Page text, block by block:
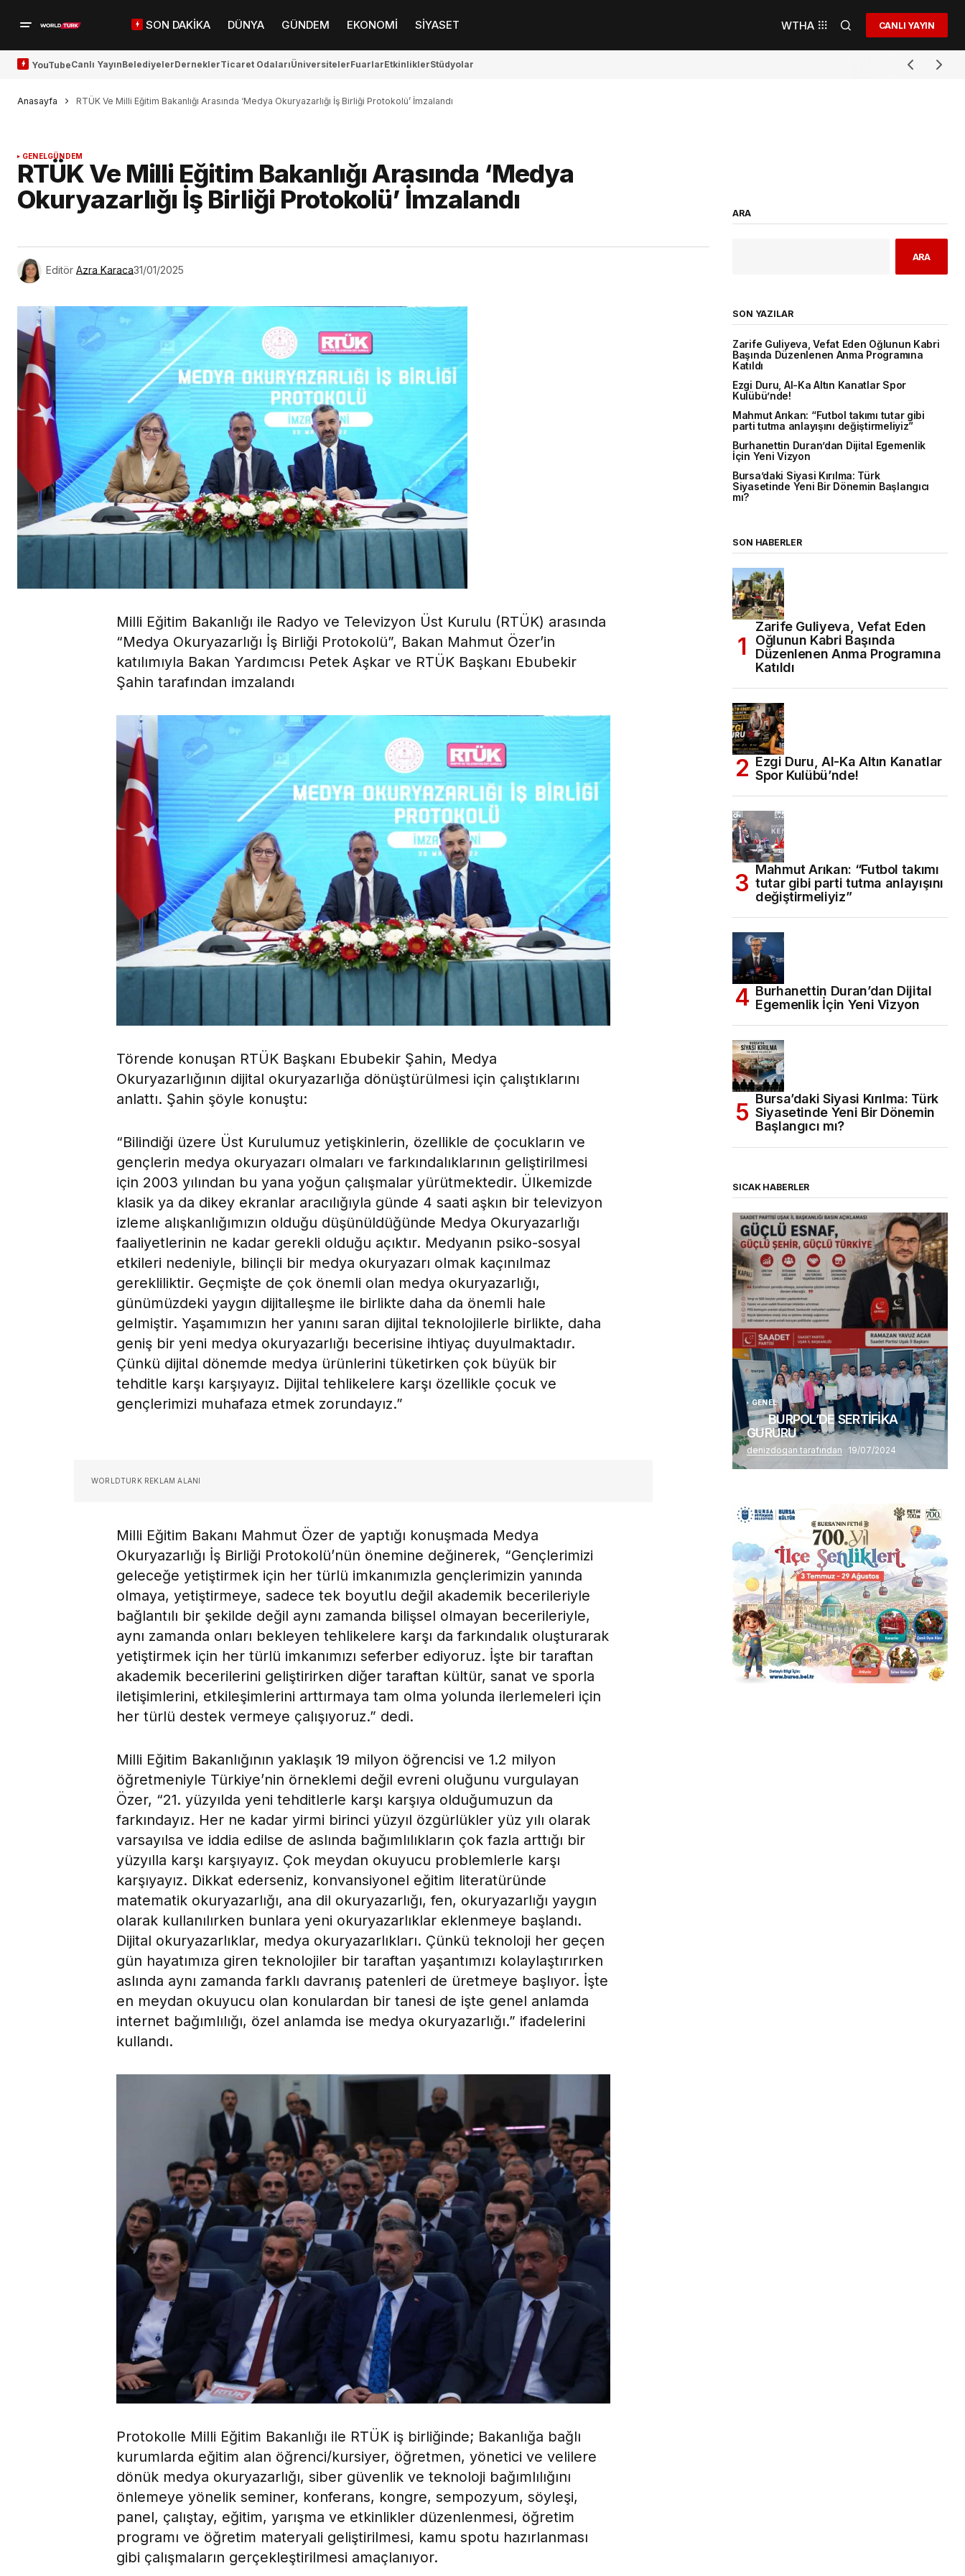
SON DAKİKA DÜNYA GÜNDEM EKONOMİ SİYASET WTHA CANLI YAYIN
YouTubeCanlı YayınBelediyelerDerneklerTicaret OdalarıÜniversitelerFuarlarEtkinliklerStüdyolar
Anasayfa RTÜK Ve Milli Eğitim Bakanlığı Arasında ‘Medya Okuryazarlığı İş Birliği Protokolü’ İmzalandı
GENELGÜNDEM
RTÜK Ve Milli Eğitim Bakanlığı Arasında ‘Medya
Okuryazarlığı İş Birliği Protokolü’ İmzalandı
Editör Azra Karaca31/01/2025
Milli Eğitim Bakanlığı ile Radyo ve Televizyon Üst Kurulu (RTÜK) arasında
“Medya Okuryazarlığı İş Birliği Protokolü”, Bakan Mahmut Özer’in
katılımıyla Bakan Yardımcısı Petek Aşkar ve RTÜK Başkanı Ebubekir
Şahin tarafından imzalandı
Törende konuşan RTÜK Başkanı Ebubekir Şahin, Medya
Okuryazarlığının dijital okuryazarlığa dönüştürülmesi için çalıştıklarını
anlattı. Şahin şöyle konuştu:
“Bilindiği üzere Üst Kurulumuz yetişkinlerin, özellikle de çocukların ve
gençlerin medya okuryazarı olmaları ve farkındalıklarının geliştirilmesi
için 2003 yılından bu yana yoğun çalışmalar yürütmektedir. Ülkemizde
klasik ya da dikey ekranlar aracılığıyla günde 4 saati aşkın bir televizyon
izleme alışkanlığımızın olduğu düşünüldüğünde Medya Okuryazarlığı
faaliyetlerinin ne kadar gerekli olduğu açıktır. Medyanın psiko-sosyal
etkileri nedeniyle, bilinçli bir medya okuryazarı olmak kaçınılmaz
gerekliliktir. Geçmişte de çok önemli olan medya okuryazarlığı,
günümüzdeki yaygın dijitalleşme ile birlikte daha da önemli hale
gelmiştir. Yaşamımızın her yanını saran dijital teknolojilerle birlikte, daha
geniş bir yeni medya okuryazarlığı becerisine ihtiyaç duyulmaktadır.
Çünkü dijital dönemde medya ürünlerini tüketirken çok büyük bir
tehditle karşı karşıyayız. Dijital tehlikelere karşı özellikle çocuk ve
gençlerimizi muhafaza etmek zorundayız.”
WORLDTURK REKLAM ALANI
Milli Eğitim Bakanı Mahmut Özer de yaptığı konuşmada Medya
Okuryazarlığı İş Birliği Protokolü’nün önemine değinerek, “Gençlerimizi
geleceğe yetiştirmek için her türlü imkanımızla gençlerimizin yanında
olmaya, yetiştirmeye, sadece tek boyutlu değil akademik becerileriyle
bağlantılı bir şekilde değil aynı zamanda bilişsel olmayan becerileriyle,
aynı zamanda onları bekleyen tehlikelere karşı da farkındalık oluşturarak
yetiştirmek için her türlü imkanımızı seferber ediyoruz. İşte bir taraftan
akademik becerilerini geliştirirken diğer taraftan kültür, sanat ve sporla
iletişimlerini, etkileşimlerini arttırmaya tam olma yolunda ilerlemeleri için
her türlü destek vermeye çalışıyoruz.” dedi.
Milli Eğitim Bakanlığının yaklaşık 19 milyon öğrencisi ve 1.2 milyon
öğretmeniyle Türkiye’nin örneklemi değil evreni oluğunu vurgulayan
Özer, “21. yüzyılda yeni tehditlerle karşı karşıya olduğumuzun da
farkındayız. Her ne kadar yirmi birinci yüzyıl özgürlükler yüz yılı olarak
varsayılsa ve iddia edilse de aslında bağımlılıkların çok fazla arttığı bir
yüzyılla karşı karşıyayız. Çok meydan okuyucu problemlerle karşı
karşıyayız. Dikkat ederseniz, konvansiyonel eğitim literatüründe
matematik okuryazarlığı, ana dil okuryazarlığı, fen, okuryazarlığı yaygın
olarak kullanılırken bunlara yeni okuryazarlıklar eklenmeye başlandı.
Dijital okuryazarlıklar, medya okuryazarlıkları. Çünkü teknoloji her geçen
gün hayatımıza giren teknolojiler bir taraftan yaşantımızı kolaylaştırırken
aslında aynı zamanda farklı davranış patenleri de üretmeye başlıyor. İşte
en meydan okuyucu olan konulardan bir tanesi de işte genel anlamda
internet bağımlılığı, özel anlamda ise medya okuryazarlığı.” ifadelerini
kullandı.
Protokolle Milli Eğitim Bakanlığı ile RTÜK iş birliğinde; Bakanlığa bağlı
kurumlarda eğitim alan öğrenci/kursiyer, öğretmen, yönetici ve velilere
dönük medya okuryazarlığı, siber güvenlik ve teknoloji bağımlılığını
önlemeye yönelik seminer, konferans, kongre, sempozyum, söyleşi,
panel, çalıştay, eğitim, yarışma ve etkinlikler düzenlenmesi, öğretim
programı ve öğretim materyali geliştirilmesi, kamu spotu hazırlanması
gibi çalışmaların gerçekleştirilmesi amaçlanıyor.
ARA
ARA
SON YAZILAR
Zarife Guliyeva, Vefat Eden Oğlunun Kabri
Başında Düzenlenen Anma Programına
Katıldı
Ezgi Duru, Al-Ka Altın Kanatlar Spor
Kulübü’nde!
Mahmut Arıkan: “Futbol takımı tutar gibi
parti tutma anlayışını değiştirmeliyiz”
Burhanettin Duran’dan Dijital Egemenlik
İçin Yeni Vizyon
Bursa’daki Siyasi Kırılma: Türk
Siyasetinde Yeni Bir Dönemin Başlangıcı
mı?
SON HABERLER
Zarife Guliyeva, Vefat Eden
Oğlunun Kabri Başında
Düzenlenen Anma Programına
Katıldı
Ezgi Duru, Al-Ka Altın Kanatlar
Spor Kulübü’nde!
Mahmut Arıkan: “Futbol takımı
tutar gibi parti tutma anlayışını
değiştirmeliyiz”
Burhanettin Duran’dan Dijital
Egemenlik İçin Yeni Vizyon
Bursa’daki Siyasi Kırılma: Türk
Siyasetinde Yeni Bir Dönemin
Başlangıcı mı?
SICAK HABERLER
(başlıksız)
Alaattin Karahan tarafından 14/07/2026
GENEL
BURPOL’DE SERTİFİKA
GURURU
denizdogan tarafından 19/07/2024